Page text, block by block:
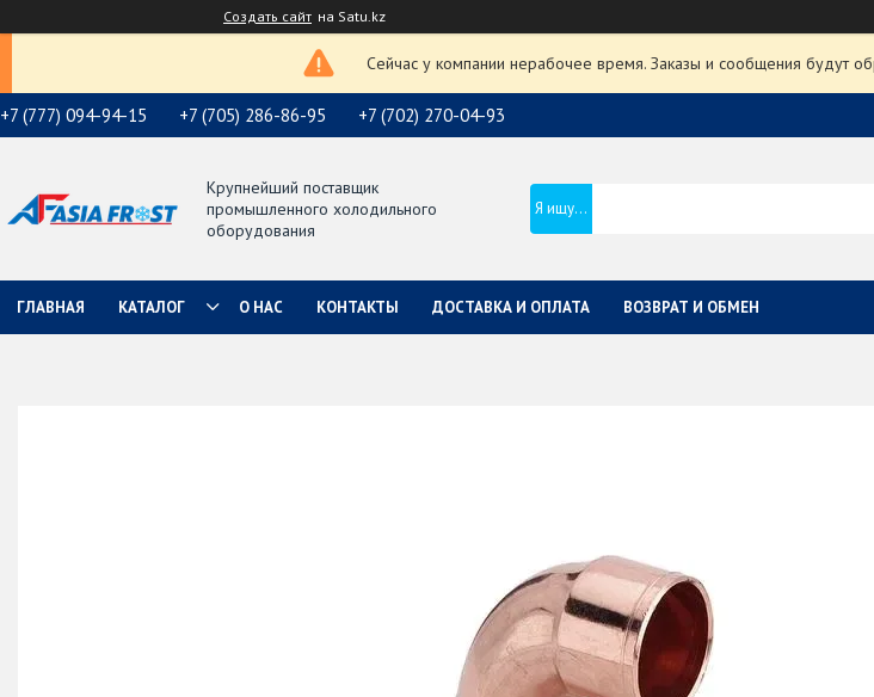
Создать сайт на Satu.kz
Сейчас у компании нерабочее время. Заказы и сообщения будут
+7 (777) 094-94-15 +7 (705) 286-86-95 +7 (702) 270-04-93
Крупнейший поставщик
промышленного холодильного
оборудования
ГЛАВНАЯ КАТАЛОГ О НАС КОНТАКТЫ ДОСТАВКА И ОПЛАТА ВОЗВРАТ И ОБМЕН